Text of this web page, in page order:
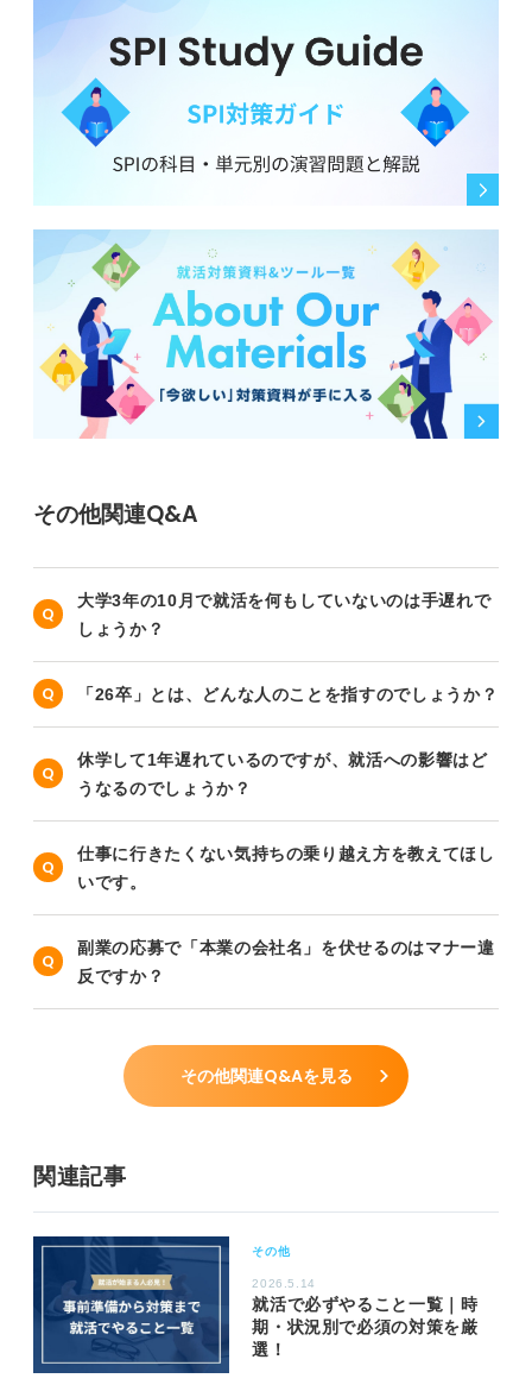
その他関連Q&A
大学3年の10月で就活を何もしていないのは手遅れで
しょうか？
「26卒」とは、どんな人のことを指すのでしょうか？
休学して1年遅れているのですが、就活への影響はど
うなるのでしょうか？
仕事に行きたくない気持ちの乗り越え方を教えてほし
いです。
副業の応募で「本業の会社名」を伏せるのはマナー違
反ですか？
その他関連Q&Aを見る
関連記事
その他
2026.5.14
就活で必ずやること一覧｜時
期・状況別で必須の対策を厳
選！